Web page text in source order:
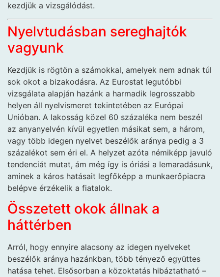
kezdjük a vizsgálódást.
Nyelvtudásban sereghajtók
vagyunk
Kezdjük is rögtön a számokkal, amelyek nem adnak túl
sok okot a bizakodásra. Az Eurostat legutóbbi
vizsgálata alapján hazánk a harmadik legrosszabb
helyen áll nyelvismeret tekintetében az Európai
Unióban. A lakosság közel 60 százaléka nem beszél
az anyanyelvén kívül egyetlen másikat sem, a három,
vagy több idegen nyelvet beszélők aránya pedig a 3
százalékot sem éri el. A helyzet azóta némiképp javuló
tendenciát mutat, ám még így is óriási a lemaradásunk,
aminek a káros hatásait legfőképp a munkaerőpiacra
belépve érzékelik a fiatalok.
Összetett okok állnak a
háttérben
Arról, hogy ennyire alacsony az idegen nyelveket
beszélők aránya hazánkban, több tényező együttes
hatása tehet. Elsősorban a közoktatás hibáztatható –